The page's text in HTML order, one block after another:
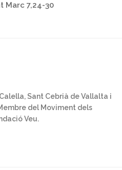
Marc 7,24-30
Sant Cebrià de Vallalta i
del Moviment dels
Veu.